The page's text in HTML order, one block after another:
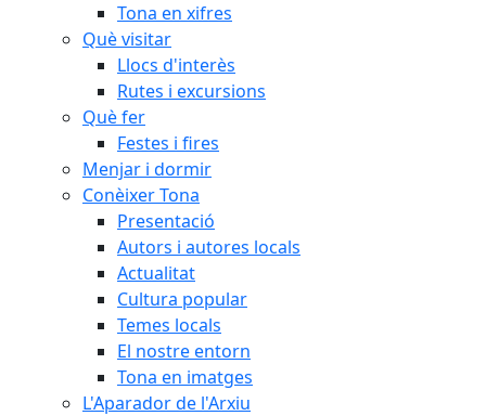
Tona en xifres
Què visitar
Llocs d'interès
Rutes i excursions
Què fer
Festes i fires
Menjar i dormir
Conèixer Tona
Presentació
Autors i autores locals
Actualitat
Cultura popular
Temes locals
El nostre entorn
Tona en imatges
L'Aparador de l'Arxiu